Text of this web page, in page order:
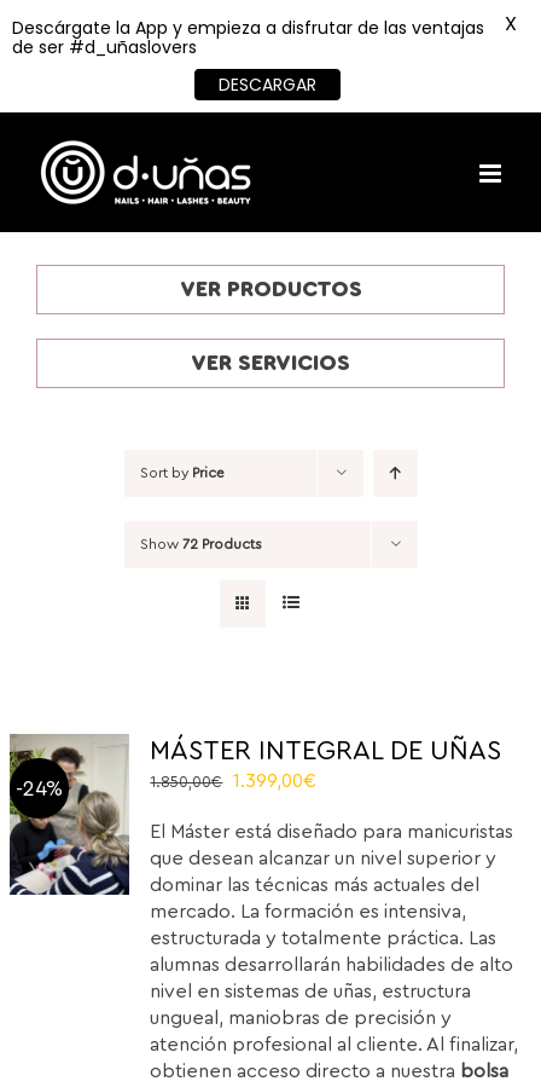
content
VER PRODUCTOS
VER SERVICIOS
Sort by Price
Show 72 Products
-24%
MÁSTER INTEGRAL DE UÑAS
1.850,00€
Original
was:
1.850,00€.
1.399,00€
is:
1.399,00€.
El Máster está diseñado para manicuristas
que desean alcanzar un nivel superior y
dominar las técnicas más actuales del
mercado. La formación es intensiva,
estructurada y totalmente práctica. Las
alumnas desarrollarán habilidades de alto
nivel en sistemas de uñas, estructura
ungueal, maniobras de precisión y
atención profesional al cliente. Al finalizar,
obtienen acceso directo a nuestra bolsa
Descárgate la App y empieza a disfrutar de las ventajas
de ser #d_uñaslovers
DESCARGAR
X